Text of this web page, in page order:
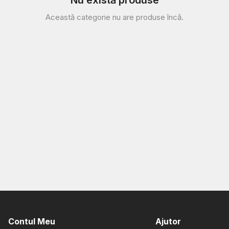
Această categorie nu are produse încă.
Contul Meu Ajutor